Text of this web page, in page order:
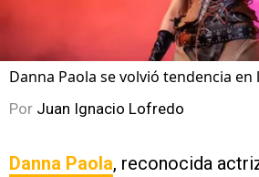
Danna Paola se volvió tendencia en
Por Juan Ignacio Lofredo
Danna Paola, reconocida